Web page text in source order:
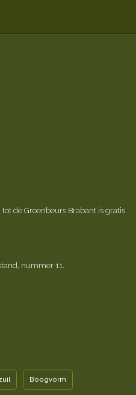
de Groenbeurs Brabant is gratis.
nummer 11.
Boogvorm